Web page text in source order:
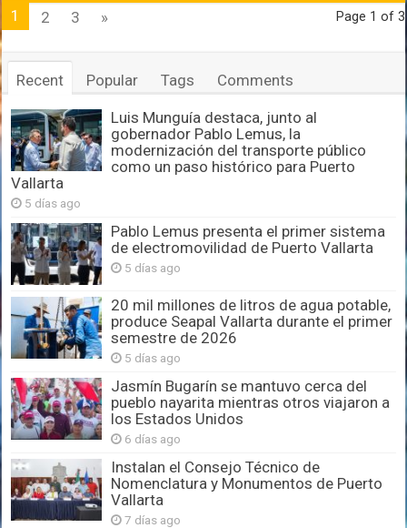
Page 1 of 3
1 2 3 »
Recent Popular Tags Comments
Luis Munguía destaca, junto al
gobernador Pablo Lemus, la
modernización del transporte público
como un paso histórico para Puerto
Vallarta
5 días ago
Pablo Lemus presenta el primer sistema
de electromovilidad de Puerto Vallarta
5 días ago
20 mil millones de litros de agua potable,
produce Seapal Vallarta durante el primer
semestre de 2026
5 días ago
Jasmín Bugarín se mantuvo cerca del
pueblo nayarita mientras otros viajaron a
los Estados Unidos
6 días ago
Instalan el Consejo Técnico de
Nomenclatura y Monumentos de Puerto
Vallarta
7 días ago